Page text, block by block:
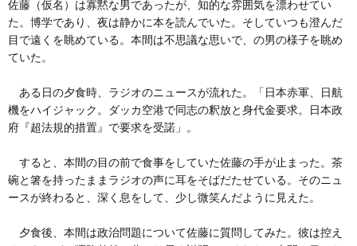
佐藤（仮名）は寡黙な男であったが、知的な雰囲気を漂わせてい
た。博学であり、夜は静かに本を読んでいた。そしていつも澄んだ
目で遠くを眺めている。本間は不思議な思いで、の男の様子を眺め
ていた。
ある日の夕食時、ラジオのニュースが流れた。「日本赤軍、日航
機をハイジャック。ダッカ空港で同志の釈放と身代金要求。日本政
府『超法規的措置』で要求を受諾」。
すると、本間の目の前で食事をしていた佐藤の手が止まった。茶
碗と箸を持ったままラジオの声に耳をそばだたせている。そのニュ
ースが終わると、深く息をして、少し微笑んだように見えた。
夕食後、本間は政治問題について佐藤に質問してみた。彼は控え